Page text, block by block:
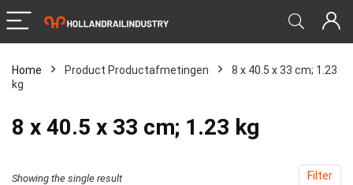
Home Product Productafmetingen
‎8 x 40.5 x 33 cm; 1.23
kg
‎8 x 40.5 x 33 cm; 1.23 kg
Filter
Showing the single result